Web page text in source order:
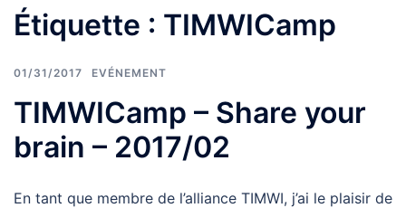
Étiquette : TIMWICamp
01/31/2017 EVÉNEMENT
TIMWICamp – Share your
brain – 2017/02
En tant que membre de l’alliance TIMWI, j’ai le plaisir de